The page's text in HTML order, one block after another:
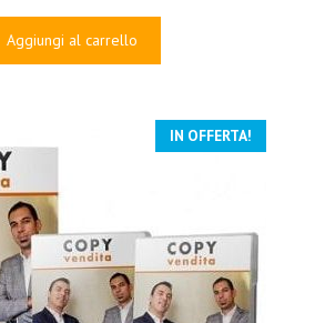
prezzo
originale
prezzo
attuale
Aggiungi al carrello
IN OFFERTA!